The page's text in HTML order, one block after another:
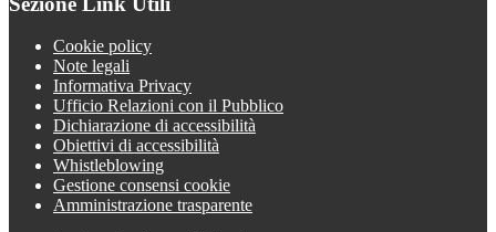
Cookie policy
Note legali
Informativa Privacy
Ufficio Relazioni con il Pubblico
Dichiarazione di accessibilità
Obiettivi di accessibilità
Whistleblowing
Gestione consensi cookie
Amministrazione trasparente